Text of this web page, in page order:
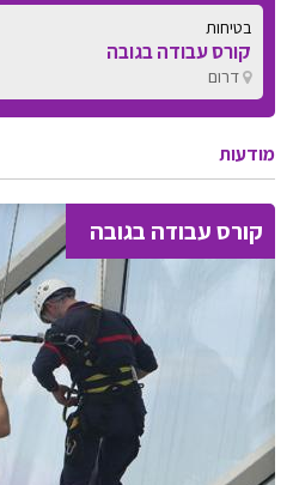
בטיחות
קורס עבודה בגובה
דרום
מודעות
קורס עבודה בגובה